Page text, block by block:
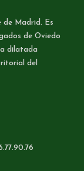
de Madrid. Es
de Oviedo
dilatada
del